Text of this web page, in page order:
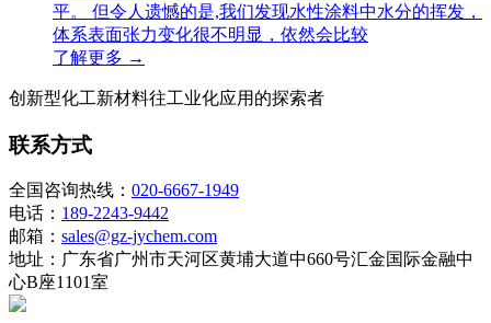
平。 但令人遗憾的是,我们发现水性涂料中水分的挥发，
体系表面张力变化很不明显，依然会比较
了解更多 →
创新型化工新材料往工业化应用的探索者
联系方式
全国咨询热线： 020-6667-1949
电话： 189-2243-9442
邮箱： sales@gz-jychem.com
地址：广东省广州市天河区黄埔大道中660号汇金国际金融中
心B座1101室